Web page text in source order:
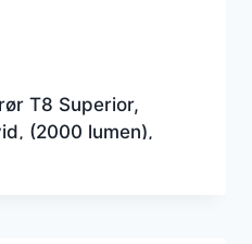
T8 Superior,
(2000 lumen),
EM+230v